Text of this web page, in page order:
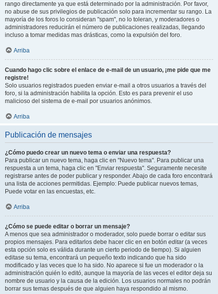
rango directamente ya que está determinado por la administración. Por favor,
no abuse de sus privilegios de publicación solo para incrementar su rango. La
mayoría de los foros lo consideran "spam", no lo toleran, y moderadores o
administradores reducirán el número de publicaciones realizadas, llegando
incluso a tomar medidas mas drásticas, como la expulsión del foro.
Arriba
Cuando hago clic sobre el enlace de e-mail de un usuario, ¡me pide que me
registre!
Solo usuarios registrados pueden enviar e-mail a otros usuarios a través del
foro, si la administración habilita la opción. Esto es para prevenir el uso
malicioso del sistema de e-mail por usuarios anónimos.
Arriba
Publicación de mensajes
¿Cómo puedo crear un nuevo tema o enviar una respuesta?
Para publicar un nuevo tema, haga clic en "Nuevo tema". Para publicar una
respuesta a un tema, haga clic en "Enviar respuesta". Seguramente necesite
registrarse antes de poder publicar y responder. Abajo de cada foro encontrará
una lista de acciones permitidas. Ejemplo: Puede publicar nuevos temas,
Puede votar en las encuestas, etc.
Arriba
¿Cómo se puede editar o borrar un mensaje?
A menos que sea administrador o moderador, solo puede borrar o editar sus
propios mensajes. Para editarlos debe hacer clic en en botón editar(a veces
esta opción solo es válida durante un cierto periodo de tiempo). Si alguien
editase su tema, encontrará un pequeño texto indicando que ha sido
modificado y las veces que lo ha sido. No aparece si fue un moderador o la
administración quién lo editó, aunque la mayoría de las veces el editor deja su
nombre de usuario y la causa de la edición. Los usuarios normales no podrán
borrar sus temas después de que alguien haya respondido al mismo.